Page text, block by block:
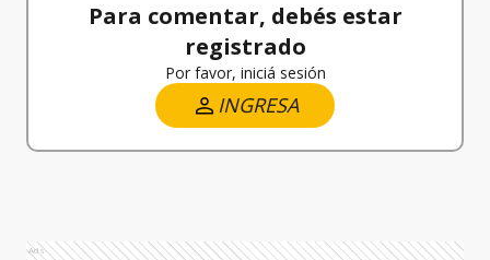
Para comentar, debés estar
registrado
Por favor, iniciá sesión
INGRESA
Ads